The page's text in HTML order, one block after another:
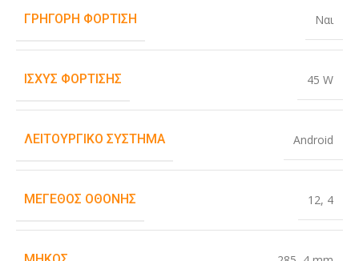
ΓΡΉΓΟΡΗ ΦΌΡΤΙΣΗ Ναι
ΙΣΧΎΣ ΦΌΡΤΙΣΗΣ 45 W
ΛΕΙΤΟΥΡΓΙΚΌ ΣΎΣΤΗΜΑ Android
ΜΈΓΕΘΟΣ ΟΘΌΝΗΣ 12, 4